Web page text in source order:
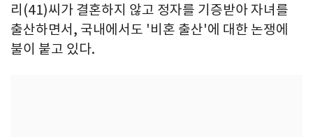
리(41)씨가 결혼하지 않고 정자를 기증받아 자녀를
출산하면서, 국내에서도 '비혼 출산'에 대한 논쟁에
불이 붙고 있다.